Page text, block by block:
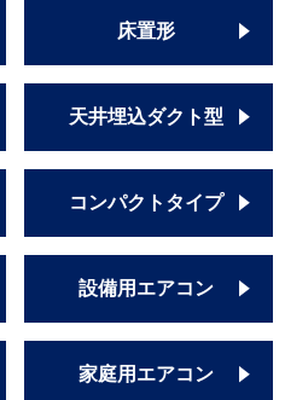
床置形
天井埋込ダクト型
コンパクトタイプ
設備用エアコン
家庭用エアコン